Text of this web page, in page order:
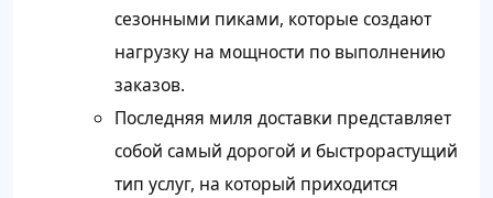
сезонными пиками, которые создают
нагрузку на мощности по выполнению
заказов.
Последняя миля доставки представляет
собой самый дорогой и быстрорастущий
тип услуг, на который приходится